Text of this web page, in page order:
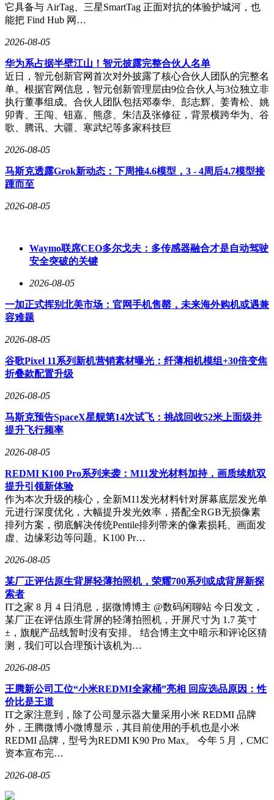
底盘方面，途灵底盘进化版通过CDC可变阻尼减震器与华为
DATS系统的协同，实现对路面的预瞄式调节。在模拟颠簸路
后排乘客几乎感受不到车身摇晃。这种“魔毯”般的驾乘体验，
以往仅出现在百万级豪华车上，如今却被下放至16万元级别的
车型。
车展现场，一位2018款帕萨特车主张先生的故事颇具代表性。
他表示，当年花费24万元购买的帕萨特，如今在智能化、舒适
性上已全面落后于新尚界H5。“我那车连CarPlay都要插线，导
航还经常死机。”张先生直言，“如果新尚界H5真的卖16万，
我立刻换车。”这种消费心理的转变，折射出中国中产阶级
然而，新尚界H5并非没有隐忧。车展展出的车型为顶配版，
门版能否保留这些核心功能？低配车型若削减智驾能力、音响
销售与售后网络的覆盖能力也是关键。尽管华为门店在粤港澳
大湾区密集分布，但作为全新车型，新尚界H5在钣金喷漆、
三电维修等售后服务上的响应速度，仍需时间检验。对于保守
要。
20万元为门槛的雷克萨斯、凯迪拉克，如今已跌入15万元区
间；国产新能源B级车则向上冲击25万至30万元市场。新尚界
H5卡位16万元，精准刺中合资品牌的痛点。当智能化成为购
车决策的核心，传统“发动机、变速箱、底盘”的评判标准正在
被重新定义。
从手机极简设计到汽车科技风格，华为的设计语言正影响年轻
消费者的审美。新尚界H5的凌厉线条、贯穿式灯带与低趴姿
新车发布，更是一场关于市场“定义权”的争夺战。当展台灯光
照亮新尚界H5的冷冽车漆，一个属于中国汽车的新消费逻辑
正在浮现。
它具备与 AirTag、三星SmartTag 正面对抗的体验护城河，也
能把 Find Hub 网…
2026-08-05
华为系占据半壁江山！智元披露完整合伙人名单
近日，智元创新官网首次对外披露了核心合伙人团队的完整名
单。根据官网信息，智元创新管理层由9位合伙人与3位独立非
执行董事组成。合伙人团队包括邓泰华、彭志辉、姜青松、姚
卯青、王闯、钮嘉、熊彦、朱洁及张修征，背景横跨华为、谷
歌、腾讯、大疆、寒武纪等多家科技巨
2026-08-05
马斯克透露Grok新动态：下周推4.6模型，3 - 4周后4.7模型接
踵而至
2026-08-05
Waymo联席CEO多尔戈夫：多传感器融合才是自动驾驶
安全突破的关键
2026-08-05
一加正式挥别北美市场：官网手机售罄，未来海外购机或遇兼
容难题
2026-08-05
谷歌Pixel 11系列新机营销素材曝光：纤薄相机模组+30倍变焦
折叠款配置升级
2026-08-05
马斯克预告SpaceX星舰第14次试飞：挑战回收52米上面级并
提升飞行频率
2026-08-05
REDMI K100 Pro系列来袭：M11发光材料加持，画质续航双
提升引领新体验
作为本次升级的核心，全新M11发光材料针对屏幕底层发光单
元进行深度优化，大幅提升发光效率，搭配全RGB无损像素
排列方案，彻底解决传统Pentile排列带来的像素损耗、画面发
虚、边缘彩边等问题。K100 Pr…
2026-08-05
某厂正评估原生背屏轻薄拍照机，荣耀700系列或成背屏新探
索者
IT之家 8 月 4 日消息，据微博博主 @数码闲聊站 今日发文，
某厂正在评估原生背屏的轻薄拍照机，开屏尺寸为 1.7 英寸
±，旗舰产品线暂时没有安排。 结合博主文中暗示和评论区猜
测，我们可以合理预计该机为…
2026-08-05
王腾新公司工位“小米REDMI全家桶”亮相 回应选品原因：性
价比是王道
IT之家注意到，除了公司显示器大量采用小米 REDMI 品牌
外，王腾微博小微博显示，其目前使用的手机也是小米
REDMI 品牌，型号为REDMI K90 Pro Max。 今年 5 月，CMC
资本宣布完…
2026-08-05